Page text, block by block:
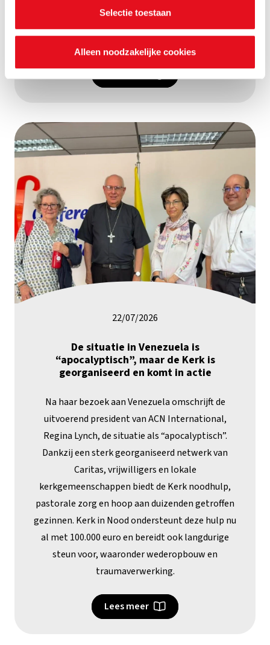
Selectie toestaan
Alleen noodzakelijke cookies
weldoeners, gerichte campagnes en evenementen.
kan tot 10 september 2026.
22/07/2026
De situatie in Venezuela is
“apocalyptisch”, maar de Kerk is
georganiseerd en komt in actie
Na haar bezoek aan Venezuela omschrijft de
uitvoerend president van ACN International,
Regina Lynch, de situatie als “apocalyptisch”.
Dankzij een sterk georganiseerd netwerk van
Caritas, vrijwilligers en lokale
kerkgemeenschappen biedt de Kerk noodhulp,
pastorale zorg en hoop aan duizenden getroffen
gezinnen. Kerk in Nood ondersteunt deze hulp nu
al met 100.000 euro en bereidt ook langdurige
steun voor, waaronder wederopbouw en
traumaverwerking.
Lees meer